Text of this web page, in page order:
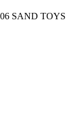
SAND TOYS